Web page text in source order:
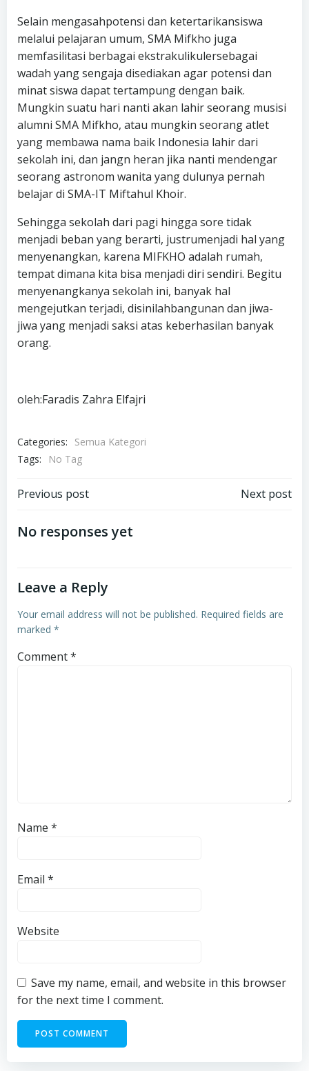
Selain mengasahpotensi dan ketertarikansiswa
melalui pelajaran umum, SMA Mifkho juga
memfasilitasi berbagai ekstrakulikulersebagai
wadah yang sengaja disediakan agar potensi dan
minat siswa dapat tertampung dengan baik.
Mungkin suatu hari nanti akan lahir seorang musisi
alumni SMA Mifkho, atau mungkin seorang atlet
yang membawa nama baik Indonesia lahir dari
sekolah ini, dan jangn heran jika nanti mendengar
seorang astronom wanita yang dulunya pernah
belajar di SMA-IT Miftahul Khoir.
Sehingga sekolah dari pagi hingga sore tidak
menjadi beban yang berarti, justrumenjadi hal yang
menyenangkan, karena MIFKHO adalah rumah,
tempat dimana kita bisa menjadi diri sendiri. Begitu
menyenangkanya sekolah ini, banyak hal
mengejutkan terjadi, disinilahbangunan dan jiwa-
jiwa yang menjadi saksi atas keberhasilan banyak
orang.
oleh:Faradis Zahra Elfajri
Categories:
Semua Kategori
Tags:
No Tag
Post
navigation
Previous post Next post
No responses yet
Leave a Reply
Your email address will not be published. Required fields are
marked *
Comment*
Name *
Email *
Website
Save my name, email, and website in this browser
for the next time I comment.